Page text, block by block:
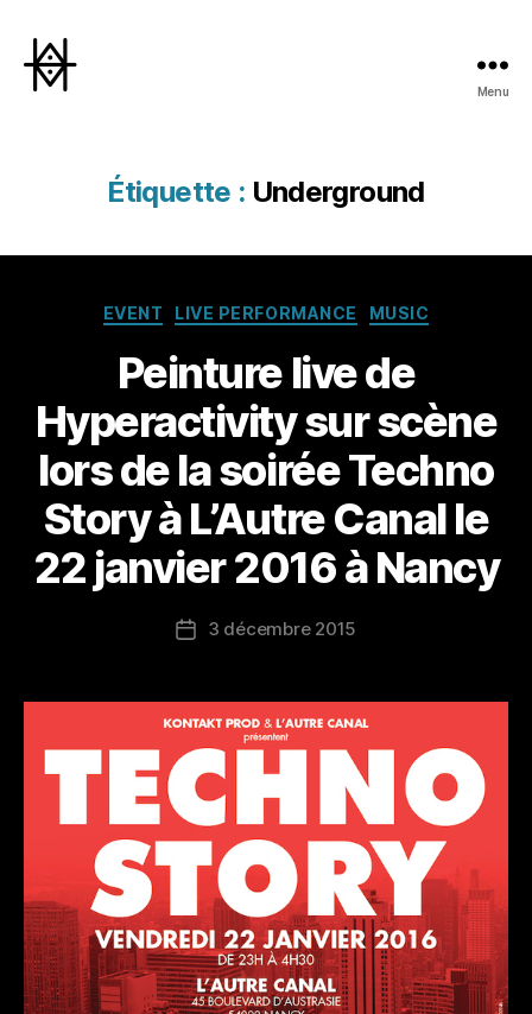
Menu
Étiquette : Underground
Catégories
EVENT LIVE PERFORMANCE MUSIC
Peinture live de
Hyperactivity sur scène
lors de la soirée Techno
Story à L’Autre Canal le
22 janvier 2016 à Nancy
Date3 décembre 2015